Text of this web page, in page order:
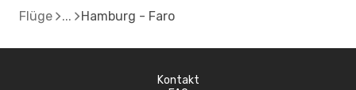
Flüge Hamburg - Faro
Kontakt